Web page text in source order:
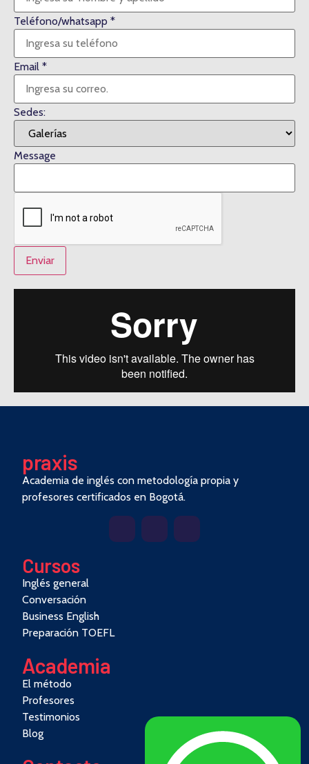
Teléfono/whatsapp *
Email *
Sedes:
Message
Enviar
praxis
Academia de inglés con metodología propia y
profesores certificados en Bogotá.
Cursos
Inglés general
Conversación
Business English
Preparación TOEFL
Academia
El método
Profesores
Testimonios
Blog